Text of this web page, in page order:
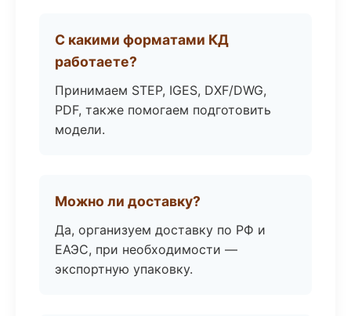
С какими форматами КД
работаете?
Принимаем STEP, IGES, DXF/DWG,
PDF, также помогаем подготовить
модели.
Можно ли доставку?
Да, организуем доставку по РФ и
ЕАЭС, при необходимости —
экспортную упаковку.